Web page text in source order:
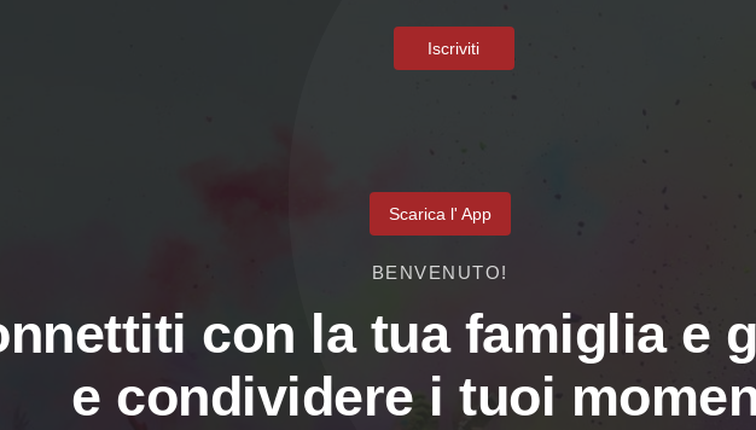
Iscriviti
Scarica l' App
BENVENUTO!
con la tua famiglia e
e condividere i tuoi